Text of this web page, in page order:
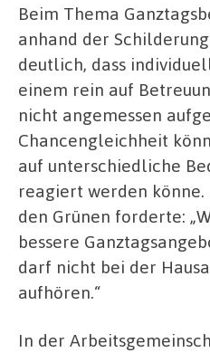
Beim Thema
anhand der
deutlich, dass
einem rein auf
nicht angemessen
Chancengleichheit
auf unterschiedliche
reagiert werden
den Grünen forderte:
bessere
darf nicht bei der
aufhören.“
In der